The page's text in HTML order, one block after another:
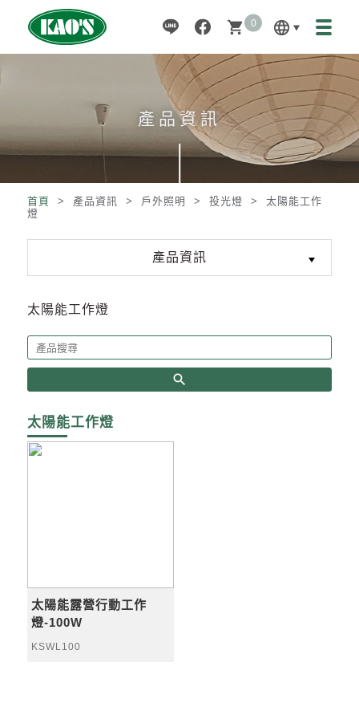
language
shopping_cart 0
產品資訊
首頁 > 產品資訊 > 戶外照明 > 投光燈 > 太陽能工作
燈
產品資訊
太陽能工作燈
search
太陽能工作燈
太陽能露營行動工作
燈-100W
KSWL100